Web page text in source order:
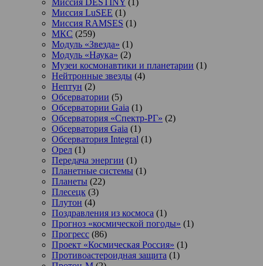
Миссия LuSEE (1)
Миссия RAMSES (1)
МКС (259)
Модуль «Звезда» (1)
Модуль «Наука» (2)
Музеи космонавтики и планетарии (1)
Нейтронные звезды (4)
Нептун (2)
Обсерватории (5)
Обсерватории Gaia (1)
Обсерватория «Спектр-РГ» (2)
Обсерватория Gaia (1)
Обсерватория Integral (1)
Орел (1)
Передача энергии (1)
Планетные системы (1)
Планеты (22)
Плесецк (3)
Плутон (4)
Поздравления из космоса (1)
Прогноз «космической погоды» (1)
Прогресс (86)
Проект «Космическая Россия» (1)
Противоастероидная защита (1)